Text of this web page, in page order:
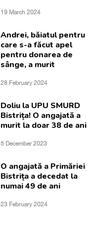
19 March 2024
Andrei, băiatul pentru
care s-a făcut apel
pentru donarea de
sânge, a murit
28 February 2024
Doliu la UPU SMURD
Bistrița! O angajată a
murit la doar 38 de ani
5 December 2023
O angajată a Primăriei
Bistrița a decedat la
numai 49 de ani
23 February 2024